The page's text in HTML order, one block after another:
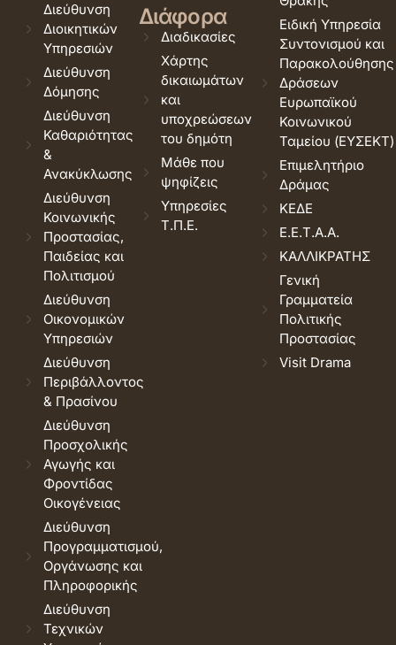
Διεύθυνση
Διοικητικών
Υπηρεσιών
Διεύθυνση
Δόμησης
Διεύθυνση
Καθαριότητας
&
Ανακύκλωσης
Διεύθυνση
Κοινωνικής
Προστασίας,
Παιδείας και
Πολιτισμού
Διεύθυνση
Οικονομικών
Υπηρεσιών
Διεύθυνση
Περιβάλλοντος
& Πρασίνου
Διεύθυνση
Προσχολικής
Αγωγής και
Φροντίδας
Οικογένειας
Διεύθυνση
Προγραμματισμού,
Οργάνωσης και
Πληροφορικής
Διεύθυνση
Τεχνικών
Διάφορα
Διαδικασίες
Χάρτης
δικαιωμάτων
και
υποχρεώσεων
του δημότη
Μάθε που
ψηφίζεις
Υπηρεσίες
Τ.Π.Ε.
Ειδική Υπηρεσία
Συντονισμού και
Παρακολούθησης
Δράσεων
Ευρωπαϊκού
Κοινωνικού
Ταμείου (ΕΥΣΕΚΤ)
Επιμελητήριο
Δράμας
ΚΕΔΕ
Ε.Ε.Τ.Α.Α.
ΚΑΛΛΙΚΡΑΤΗΣ
Γενική
Γραμματεία
Πολιτικής
Προστασίας
Visit Drama